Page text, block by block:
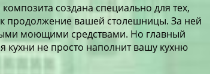
создана специально для тех,
продолжение вашей столешницы. За ней
моющими средствами. Но главный
кухни не просто наполнит вашу кухню